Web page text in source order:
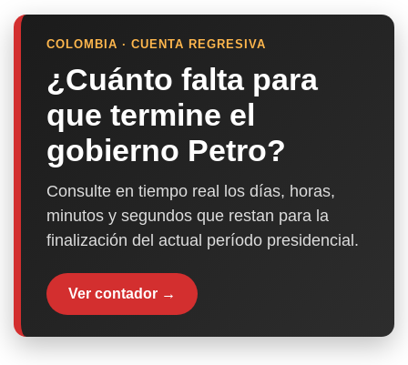
COLOMBIA · CUENTA REGRESIVA
¿Cuánto falta para
que termine el
gobierno Petro?
Consulte en tiempo real los días, horas,
minutos y segundos que restan para la
finalización del actual período presidencial.
Ver contador →